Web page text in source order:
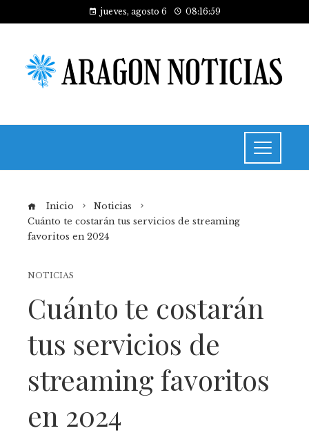
jueves, agosto 6 08:16:59
Inicio
Noticias
Cuánto te costarán tus servicios de streaming
favoritos en 2024
NOTICIAS
Cuánto te costarán
tus servicios de
streaming favoritos
en 2024